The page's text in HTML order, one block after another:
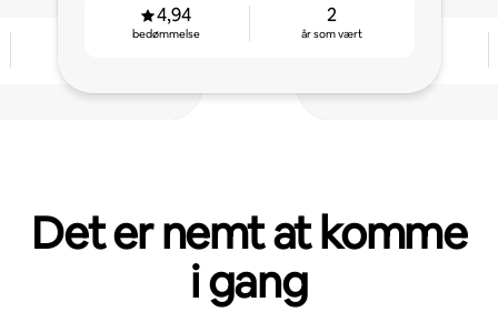
4,94
bedømmelse
2
år som vært
Det er nemt at komme
i gang